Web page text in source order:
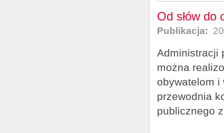
Od słów do
Publikacja:
Administracji
można
obywatelom i
przewodnia
publicznego